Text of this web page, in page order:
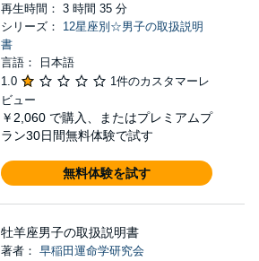
再生時間： 3 時間 35 分
シリーズ： 12星座別☆男子の取扱説明
書
言語： 日本語
1.0
1件のカスタマーレ
ビュー
￥2,060 で購入、またはプレミアムプ
ラン30日間無料体験で試す
無料体験を試す
牡羊座男子の取扱説明書
著者： 早稲田運命学研究会